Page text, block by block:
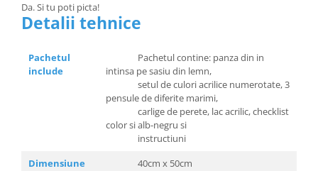
Da. Si tu poti picta!
Detalii tehnice
Pachetul
include
Pachetul contine: panza din in
intinsa pe sasiu din lemn,
setul de culori acrilice numerotate, 3
pensule de diferite marimi,
carlige de perete, lac acrilic, checklist
color si alb-negru si
instructiuni
Dimensiune
40cm x 50cm